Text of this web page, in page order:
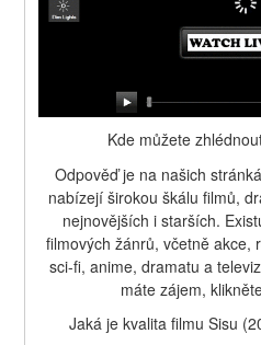
Kde můžete
Odpověď je na našich
nabízejí širokou škálu filmů,
nejnovějších i starších.
filmových žánrů, včetně akce,
sci-fi, anime, dramatu a
máte zájem,
Jaká je kvalita filmu Sisu